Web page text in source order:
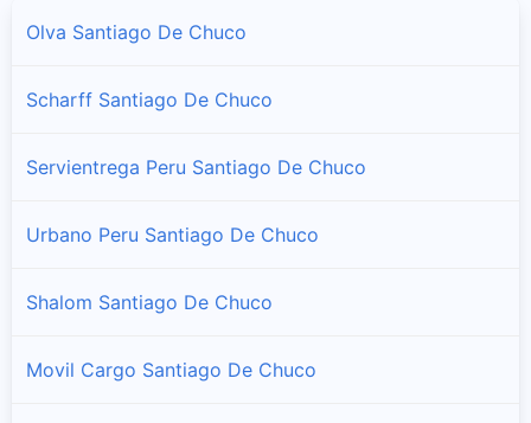
Sucursales y horarios Serpost en Santa Cruz De Chuca
Santiago De Chuco
Sucursales y horarios Serpost en Sitabamba
Olva Santiago De Chuco
Scharff Santiago De Chuco
Servientrega Peru Santiago De Chuco
Urbano Peru Santiago De Chuco
Shalom Santiago De Chuco
Movil Cargo Santiago De Chuco